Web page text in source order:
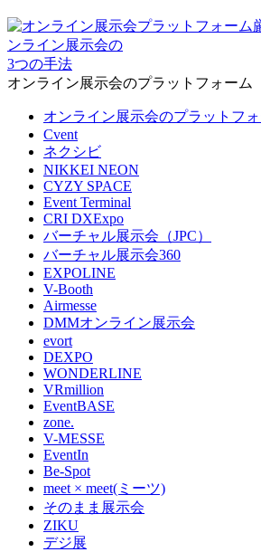
ンライン展示会の
3つの手法
オンライン展示会のプラットフォーム
オンライン展示会のプラットフ
Cvent
ネクシビ
NIKKEI NEON
CYZY SPACE
Event Terminal
CRI DXExpo
バーチャル展示会（JPC）
バーチャル展示会360
EXPOLINE
V-Booth
Airmesse
DMMオンライン展示会
evort
DEXPO
WONDERLINE
VRmillion
EventBASE
zone.
V-MESSE
EventIn
Be-Spot
meet × meet(ミーツ)
そのまま展示会
ZIKU
デジ展